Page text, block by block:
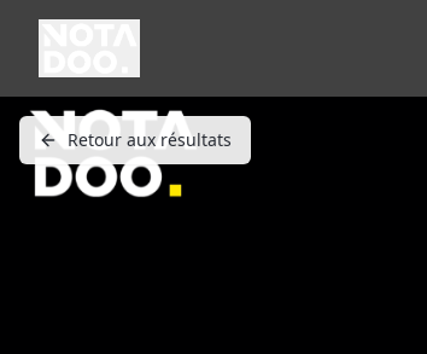
Retour aux résultats